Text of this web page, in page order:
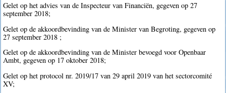
Gelet op het advies van de Inspecteur van Financiën, gegeven op 27
september 2018;
Gelet op de akkoordbevinding van de Minister van Begroting, gegeven op
27 september 2018 ;
Gelet op de akkoordbevinding van de Minister bevoegd voor Openbaar
Ambt, gegeven op 17 oktober 2018;
Gelet op het protocol nr. 2019/17 van 29 april 2019 van het sectorcomité
XV;